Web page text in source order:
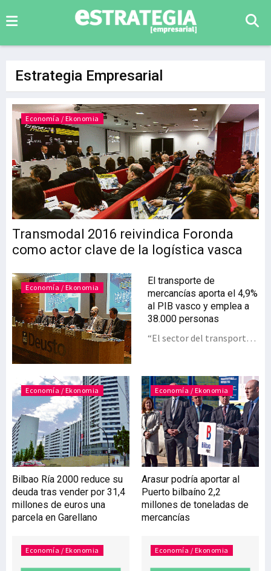
Estrategia Empresarial
Transmodal 2016 reivindica Foronda
como actor clave de la logística vasca
Economía / Ekonomia
Economía / Ekonomia
El transporte de
mercancías aporta el 4,9%
al PIB vasco y emplea a
38.000 personas
“El sector del transporte
economía vasca (un Valor
Añadido Bruto del 4,9%, lo
que supone 2.944,6
millones de euros) y está
preparado para asumir los
retos de una economía
cada vez más global. Son
personas empleadas en el
sector en Euskadi”. Son
datos aportados por el El
viceconsejero de
vasco, Antonio Aiz,
durante su intervención en
Economía / Ekonomia
Bilbao Ría 2000 reduce su
deuda tras vender por 31,4
millones de euros una
parcela en Garellano
Economía / Ekonomia
Arasur podría aportar al
Puerto bilbaíno 2,2
millones de toneladas de
mercancías
Economía / Ekonomia Economía / Ekonomia